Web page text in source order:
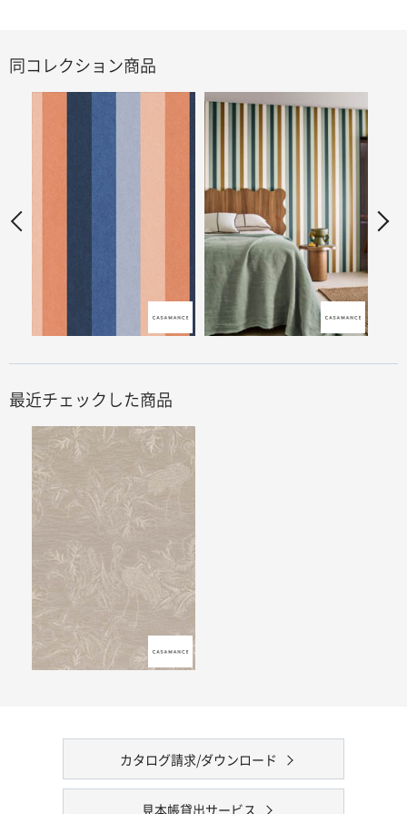
同コレクション商品
最近チェックした商品
カタログ請求/ダウンロード
見本帳貸出サービス